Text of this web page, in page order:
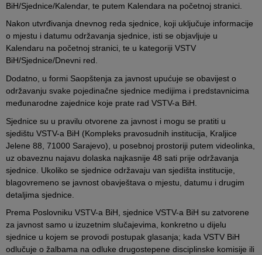
BiH/Sjednice/Kalendar, te putem Kalendara na početnoj stranici.
Nakon utvrđivanja dnevnog reda sjednice, koji uključuje informacije
o mjestu i datumu održavanja sjednice, isti se objavljuje u
Kalendaru na početnoj stranici, te u kategoriji VSTV
BiH/Sjednice/Dnevni red.
Dodatno, u formi Saopštenja za javnost upućuje se obavijest o
održavanju svake pojedinačne sjednice medijima i predstavnicima
međunarodne zajednice koje prate rad VSTV-a BiH.
Sjednice su u pravilu otvorene za javnost i mogu se pratiti u
sjedištu VSTV-a BiH (Kompleks pravosudnih institucija, Kraljice
Jelene 88, 71000 Sarajevo), u posebnoj prostoriji putem videolinka,
uz obaveznu najavu dolaska najkasnije 48 sati prije održavanja
sjednice. Ukoliko se sjednice održavaju van sjedišta institucije,
blagovremeno se javnost obavještava o mjestu, datumu i drugim
detaljima sjednice.
Prema Poslovniku VSTV-a BiH, sjednice VSTV-a BiH su zatvorene
za javnost samo u izuzetnim slučajevima, konkretno u dijelu
sjednice u kojem se provodi postupak glasanja; kada VSTV BiH
odlučuje o žalbama na odluke drugostepene disciplinske komisije ili